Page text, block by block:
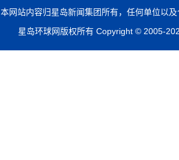
本网站内容归星岛新闻集团所有，任何单位以
星岛环球网版权所有 Copyright © 2005-